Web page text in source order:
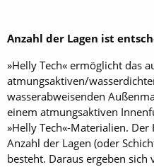
Anzahl der Lagen ist
»Helly Tech« ermöglicht das
atmungsaktiven/
wasserabweisenden
einem atmungsaktiven
»Helly Tech«-Materialien.
Anzahl der Lagen (oder
besteht. Daraus ergeben sich